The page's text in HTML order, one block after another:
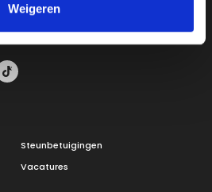
Weigeren
Steunbetuigingen
Vacatures